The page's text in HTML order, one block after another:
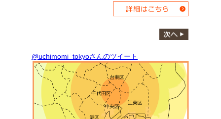
@uchimomi_tokyoさんのツイート